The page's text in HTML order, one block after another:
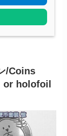
/Coins
holofoil